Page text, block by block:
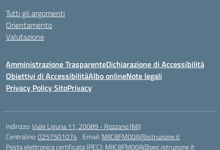
Tutti gli argomenti
Orientamento
Valutazione
Amministrazione TrasparenteDichiarazione di Accessibilità
Obiettivi di AccessibilitàAlbo onlineNote legali
Privacy Policy SitoPrivacy
Indirizzo:Viale Liguria 11, 20089 - Rozzano (MI)
Centralino:0257501074 Email: MIIC8FM00A@istruzione.it
Posta elettronica certificata (PEC): MIIC8FM00A@pec.istruzione.it